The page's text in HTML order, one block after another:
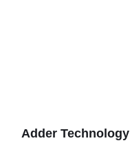
Adder Technology